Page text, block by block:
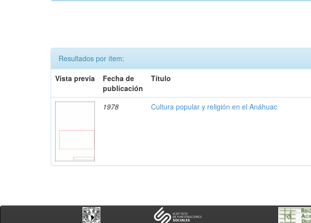
Resultados por ítem:
Vista previa
Fecha de
publicación
Título
1978 Cultura popular y religión en el Anáhuac